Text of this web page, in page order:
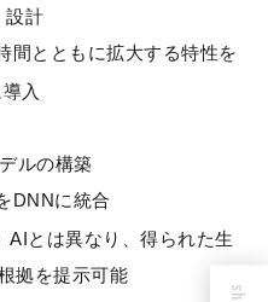
設計
間とともに拡大する特性を
入
ルの構築
DNNに統合
AIとは異なり、得られた生
拠を提示可能